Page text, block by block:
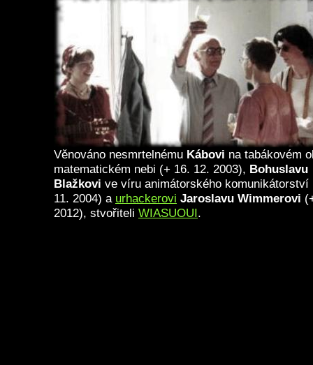
Věnováno nesmrtelnému Kábovi na tabákovém
matematickém nebi (+ 16. 12. 2003), Bohuslavu
Blažkovi ve víru animátorského komunikátorství
11. 2004) a urhackerovi Jaroslavu Wimmerovi
2012), stvořiteli WIASUOUI.